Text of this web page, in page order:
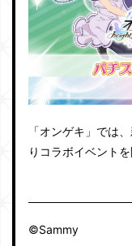
「オンゲキ」では
りコラボイベント
©Sammy